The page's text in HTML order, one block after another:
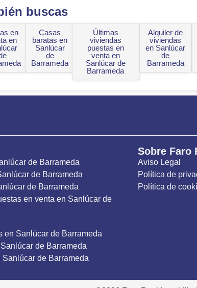
buscas
en
en
Casas
baratas en
Sanlúcar
de
Barrameda
Últimas
viviendas
puestas en
venta en
Sanlúcar de
Barrameda
Alquiler de
viviendas
en Sanlúcar
de
Barrameda
de Barrameda
de Barrameda
de Barrameda
en venta en Sanlúcar de
en Sanlúcar de Barrameda
de Barrameda
de Barrameda
Sobre Faro
Aviso Legal
Política de
Política de